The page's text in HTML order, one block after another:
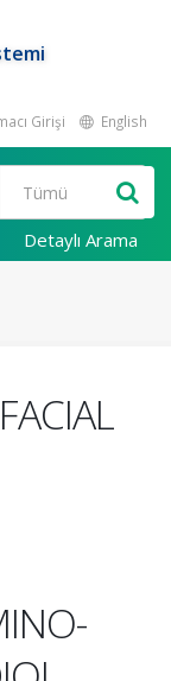
Girişi English
Detaylı Arama